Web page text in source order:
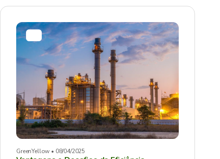
GreenYellow • 08/04/2025